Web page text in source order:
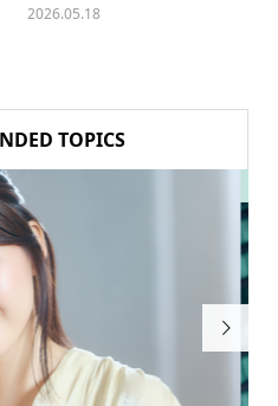
2026.05.18
TOPICS
